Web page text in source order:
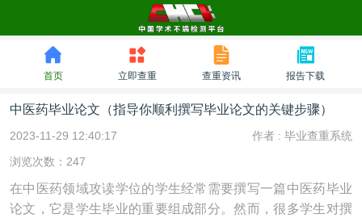
首页 立即查重 查重资讯 报告下载
中医药毕业论文（指导你顺利撰写毕业论文的关键步骤）
2023-11-29 12:40:17 作者 : 毕业查重系统
浏览次数：247
在中医药领域攻读学位的学生经常需要撰写一篇中医药毕业
论文，它是学生毕业的重要组成部分。然而，很多学生对撰